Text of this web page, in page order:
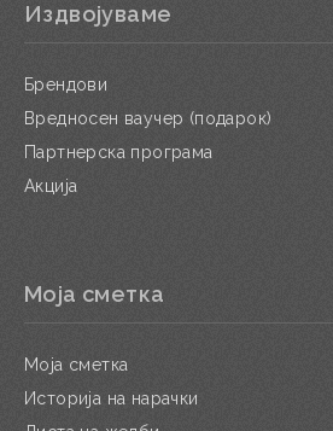
Издвојуваме
Брендови
Вредносен ваучер (подарок)
Партнерска програма
Акција
Моја сметка
Моја сметка
Историја на нарачки